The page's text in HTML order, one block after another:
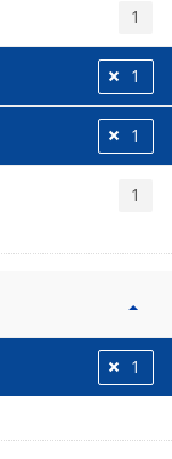
1
1
1
1
1